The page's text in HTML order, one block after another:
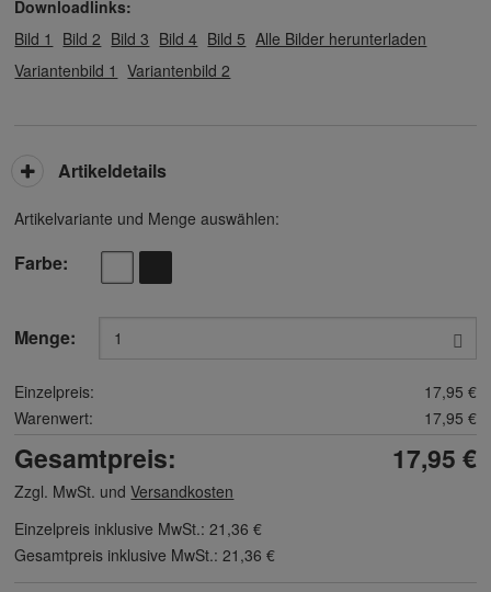
Downloadlinks:
Bild 1
Bild 2 Bild 3 Bild 4 Bild 5 Alle Bilder herunterladen
Variantenbild 1
Variantenbild 2
Artikelvariante und Menge auswählen:
Farbe
Menge:
Einzelpreis:
17,95 €
Warenwert:
17,95 €
Gesamtpreis: 17,95 €
Zzgl. MwSt. undVersandkosten
Einzelpreis inklusive MwSt.:21,36 €
Gesamtpreis inklusive MwSt.:21,36 €
Artikeldetails